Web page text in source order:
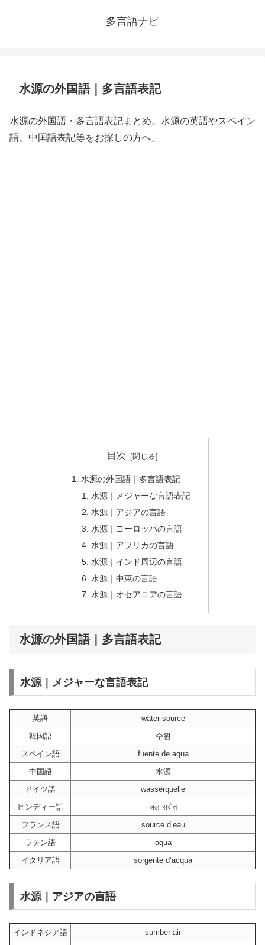
多言語ナビ
水源の外国語｜多言語表記
水源の外国語・多言語表記まとめ。水源の英語やスペイン
語、中国語表記等をお探しの方へ。
目次
水源の外国語｜多言語表記
水源｜メジャーな言語表記
水源｜アジアの言語
水源｜ヨーロッパの言語
水源｜アフリカの言語
水源｜インド周辺の言語
水源｜中東の言語
水源｜オセアニアの言語
水源の外国語｜多言語表記
水源｜メジャーな言語表記
英語
water source
韓国語
수원
スペイン語
fuente de agua
中国語
水源
ドイツ語
wasserquelle
ヒンディー語
जल स्रोत
フランス語
source d’eau
ラテン語
aqua
イタリア語
sorgente d’acqua
水源｜アジアの言語
インドネシア語
sumber air